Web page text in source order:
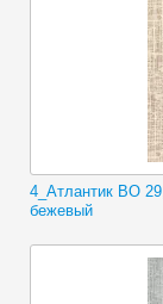
4_Атлантик ВО 29,
бежевый